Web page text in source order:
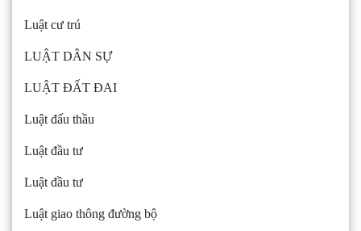
Luật cư trú
LUẬT DÂN SỰ
LUẬT ĐẤT ĐAI
Luật đấu thầu
Luật đầu tư
Luật đầu tư
Luật giao thông đường bộ